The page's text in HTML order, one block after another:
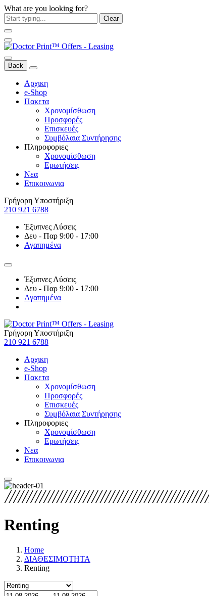
What are you looking for?
Clear
Back
Αρχικη
e-Shop
Πακετα
Χρονομίσθωση
Προσφορές
Επισκευές
Συμβόλαια Συντήρησης
Πληροφοριες
Χρονομίσθωση
Ερωτήσεις
Νεα
Επικοινωνια
Γρήγορη Υποστήριξη
210 921 6788
Έξυπνες Λύσεις
Δευ - Παρ 9:00 - 17:00
Αγαπημένα
Έξυπνες Λύσεις
Δευ - Παρ 9:00 - 17:00
Αγαπημένα
Γρήγορη Υποστήριξη
210 921 6788
Αρχικη
e-Shop
Πακετα
Χρονομίσθωση
Προσφορές
Επισκευές
Συμβόλαια Συντήρησης
Πληροφοριες
Χρονομίσθωση
Ερωτήσεις
Νεα
Επικοινωνια
Renting
Home
ΔΙΑΘΕΣΙΜΟΤΗΤΑ
Renting